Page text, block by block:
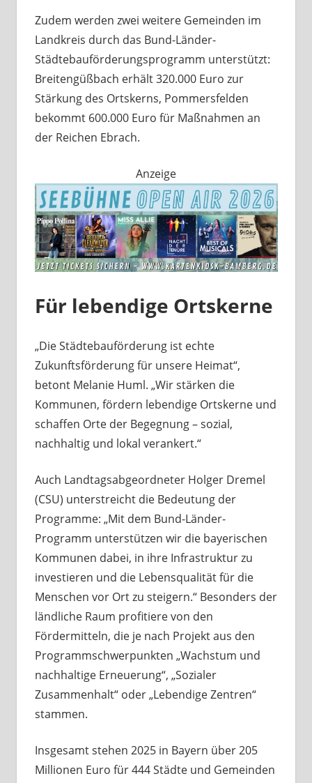
Zudem werden zwei weitere Gemeinden im
Landkreis durch das Bund-Länder-
Städtebauförderungsprogramm unterstützt:
Breitengüßbach erhält 320.000 Euro zur
Stärkung des Ortskerns, Pommersfelden
bekommt 600.000 Euro für Maßnahmen an
der Reichen Ebrach.
Anzeige
Für lebendige Ortskerne
„Die Städtebauförderung ist echte
Zukunftsförderung für unsere Heimat“,
betont Melanie Huml. „Wir stärken die
Kommunen, fördern lebendige Ortskerne und
schaffen Orte der Begegnung – sozial,
nachhaltig und lokal verankert.“
Auch Landtagsabgeordneter Holger Dremel
(CSU) unterstreicht die Bedeutung der
Programme: „Mit dem Bund-Länder-
Programm unterstützen wir die bayerischen
Kommunen dabei, in ihre Infrastruktur zu
investieren und die Lebensqualität für die
Menschen vor Ort zu steigern.“ Besonders der
ländliche Raum profitiere von den
Fördermitteln, die je nach Projekt aus den
Programmschwerpunkten „Wachstum und
nachhaltige Erneuerung“, „Sozialer
Zusammenhalt“ oder „Lebendige Zentren“
stammen.
Insgesamt stehen 2025 in Bayern über 205
Millionen Euro für 444 Städte und Gemeinden